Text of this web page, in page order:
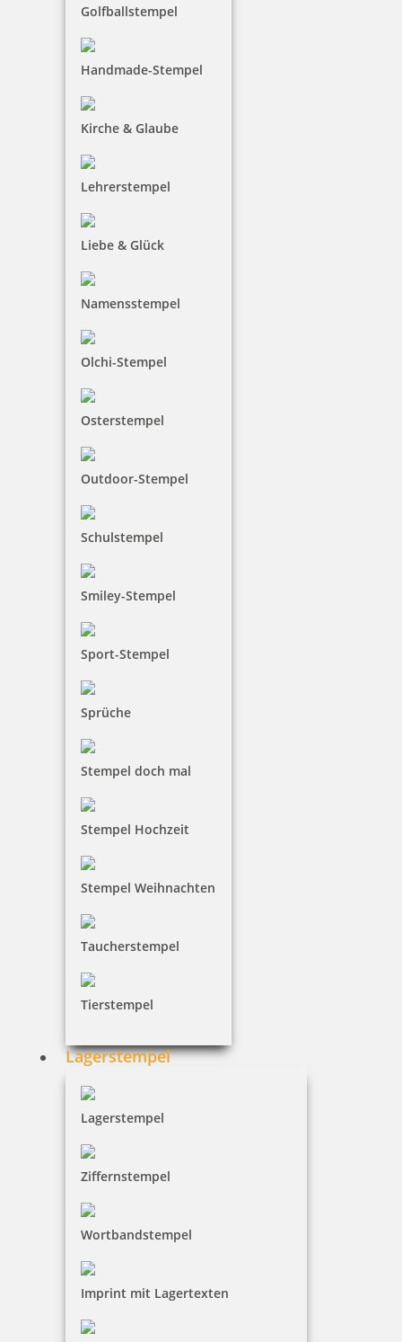
Golfballstempel
Handmade-Stempel
Kirche & Glaube
Lehrerstempel
Liebe & Glück
Namensstempel
Olchi-Stempel
Osterstempel
Outdoor-Stempel
Schulstempel
Smiley-Stempel
Sport-Stempel
Sprüche
Stempel doch mal
Stempel Hochzeit
Stempel Weihnachten
Taucherstempel
Tierstempel
Lagerstempel
Lagerstempel
Ziffernstempel
Wortbandstempel
Imprint mit Lagertexten
Colop WOODIES Display Liebe mit 25 Stempeln und 5 Kissen
134,90 €
Colop WOODIES Display Weihnachten mit 25 Stempeln und 5
Kissen
Colop WOODIES Bauernhoftiere Set mit 12 Holzstempeln
Colop WOODIES Mix Set mit 12 Holzstempeln
31,46 €